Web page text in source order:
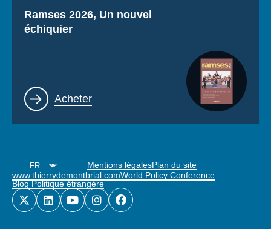
Titre
Ramses 2026, Un nouvel
échiquier
Lien
Acheter
Mentions légalesPlan du site
www.thierrydemontbrial.comWorld Policy Conference
Blog Politique étrangère